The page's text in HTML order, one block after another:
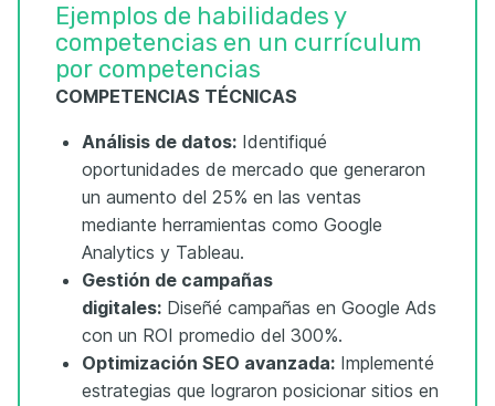
Ejemplos de habilidades y
competencias en un currículum
por competencias
COMPETENCIAS TÉCNICAS
Análisis de datos: Identifiqué
oportunidades de mercado que generaron
un aumento del 25% en las ventas
mediante herramientas como Google
Analytics y Tableau.
Gestión de campañas
digitales: Diseñé campañas en Google Ads
con un ROI promedio del 300%.
Optimización SEO avanzada: Implementé
estrategias que lograron posicionar sitios en